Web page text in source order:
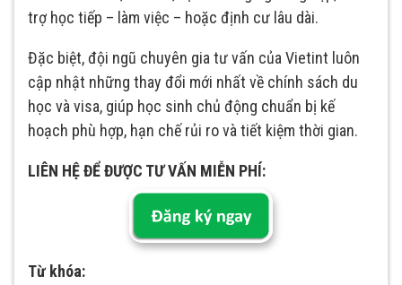
trợ học tiếp – làm việc – hoặc định cư lâu dài.
Đặc biệt, đội ngũ chuyên gia tư vấn của Vietint luôn
cập nhật những thay đổi mới nhất về chính sách du
học và visa, giúp học sinh chủ động chuẩn bị kế
hoạch phù hợp, hạn chế rủi ro và tiết kiệm thời gian.
LIÊN HỆ ĐỂ ĐƯỢC TƯ VẤN MIỄN PHÍ:
Từ khóa: